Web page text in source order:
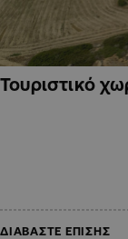
Τουριστικό
ΔΙΑΒΑΣΤΕ ΕΠΙΣΗΣ